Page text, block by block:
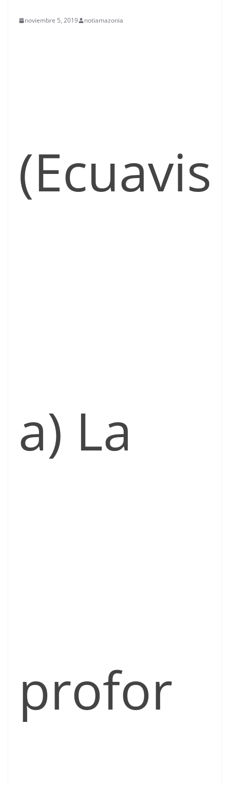
noviembre 5, 2019 notiamazonia
(Ecuavis
a) La
profor